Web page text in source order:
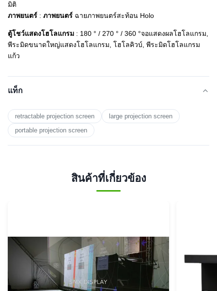
มิติ
ภาพยนตร์ : ภาพยนตร์ ฉายภาพยนตร์สะท้อน Holo
ตู้โชว์แสดงโฮโลแกรม : 180 ° / 270 ° / 360 °จอแสดงผลโฮโลแกรม,
พีระมิดขนาดใหญ่แสดงโฮโลแกรม, โฮโลคิวบ์, พีระมิดโฮโลแกรม
แก้ว
แท็ก
retractable projection screen
large projection screen
portable projection screen
สินค้าที่เกี่ยวข้อง